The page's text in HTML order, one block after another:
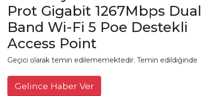
Prot Gigabit 1267Mbps Dual
Band Wi-Fi 5 Poe Destekli
Access Point
Geçici olarak temin edilememektedir. Temin edildiğinde
Gelince Haber Ver